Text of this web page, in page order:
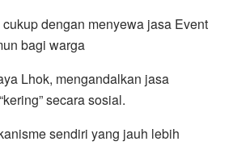
dengan menyewa jasa Event
bagi warga
Lhok, mengandalkan jasa
secara sosial.
sendiri yang jauh lebih